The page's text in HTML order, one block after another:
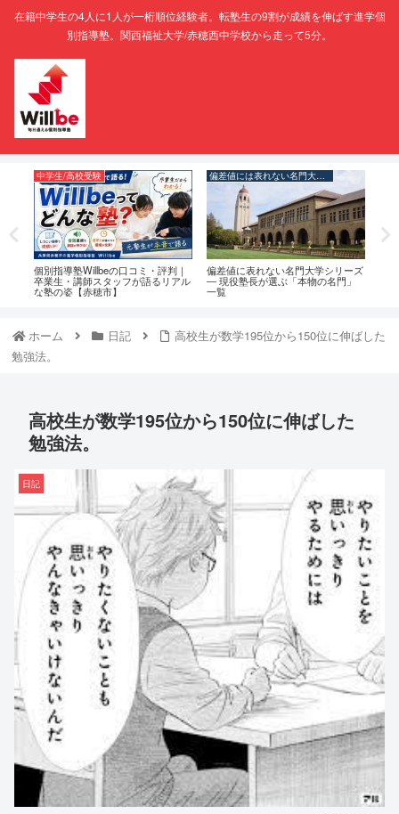
在籍中学生の4人に1人が一桁順位経験者。転塾生の9割が成績を伸ばす進学個
別指導塾。関西福祉大学/赤穂西中学校から走って5分。
中学生/高校受験
個別指導塾Willbeの口コミ・評判｜
卒業生・講師スタッフが語るリアル
な塾の姿【赤穂市】
偏差値には表れない名門大学シリーズ
偏差値に表れない名門大学シリーズ
― 現役塾長が選ぶ「本物の名門」
一覧
ホーム 日記
高校生が数学195位から150位に伸ばした
勉強法。
高校生が数学195位から150位に伸ばした
勉強法。
日記